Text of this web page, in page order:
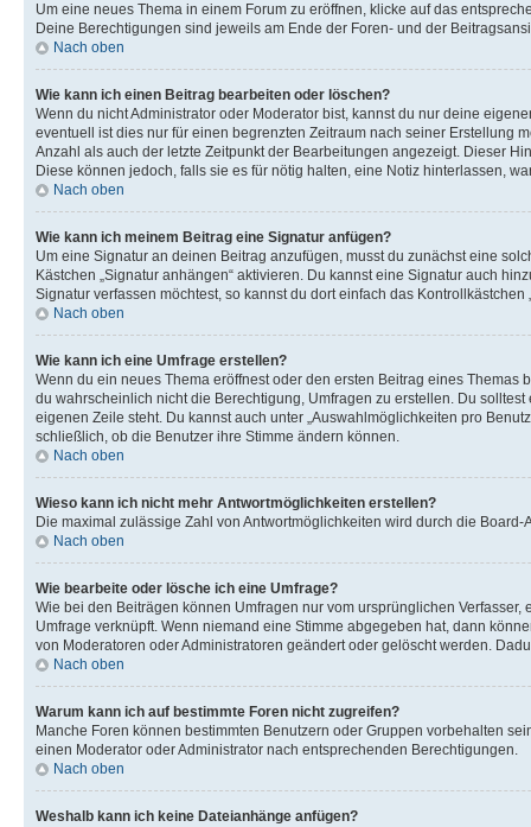
Um eine neues Thema in einem Forum zu eröffnen, klicke auf das
Deine Berechtigungen sind jeweils am Ende der Foren- und der
Nach oben
Wie kann ich einen Beitrag bearbeiten oder löschen?
Wenn du nicht Administrator oder Moderator bist, kannst du nur deine
eventuell ist dies nur für einen begrenzten Zeitraum nach seiner Erstellung
Anzahl als auch der letzte Zeitpunkt der Bearbeitungen angezeigt. Dieser
Diese können jedoch, falls sie es für nötig halten, eine Notiz hinterlassen,
Nach oben
Wie kann ich meinem Beitrag eine Signatur anfügen?
Um eine Signatur an deinen Beitrag anzufügen, musst du zunächst eine
Kästchen „Signatur anhängen“ aktivieren. Du kannst eine Signatur auch
Signatur verfassen möchtest, so kannst du dort einfach das
Nach oben
Wie kann ich eine Umfrage erstellen?
Wenn du ein neues Thema eröffnest oder den ersten Beitrag eines
du wahrscheinlich nicht die Berechtigung, Umfragen zu erstellen. Du
eigenen Zeile steht. Du kannst auch unter „Auswahlmöglichkeiten pro
schließlich, ob die Benutzer ihre Stimme ändern können.
Nach oben
Wieso kann ich nicht mehr Antwortmöglichkeiten erstellen?
Die maximal zulässige Zahl von Antwortmöglichkeiten wird durch die
Nach oben
Wie bearbeite oder lösche ich eine Umfrage?
Wie bei den Beiträgen können Umfragen nur vom ursprünglichen
Umfrage verknüpft. Wenn niemand eine Stimme abgegeben hat, dann
von Moderatoren oder Administratoren geändert oder gelöscht werden.
Nach oben
Warum kann ich auf bestimmte Foren nicht zugreifen?
Manche Foren können bestimmten Benutzern oder Gruppen vorbehalten
einen Moderator oder Administrator nach entsprechenden Berechtigungen.
Nach oben
Weshalb kann ich keine Dateianhänge anfügen?